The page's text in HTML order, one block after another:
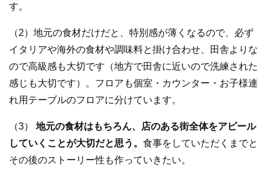
す。
（2）地元の食材だけだと、特別感が薄くなるので、必ず
イタリアや海外の食材や調味料と掛け合わせ、田舎よりな
ので高級感も大切です（地方で田舎に近いので洗練された
感じも大切です）。フロアも個室・カウンター・お子様連
れ用テーブルのフロアに分けています。
（3） 地元の食材はもちろん、店のある街全体をアピール
していくことが大切だと思う。 食事をしていただくまでと
その後のストーリー性も作っていきたい。